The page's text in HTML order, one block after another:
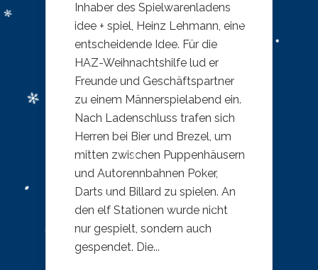
Inhaber des Spielwarenladens
idee + spiel, Heinz Lehmann, eine
entscheidende Idee. Für die
HAZ-Weihnachtshilfe lud er
Freunde und Geschäftspartner
zu einem Männerspielabend ein.
Nach Ladenschluss trafen sich
Herren bei Bier und Brezel, um
mitten zwischen Puppenhäusern
und Autorennbahnen Poker,
Darts und Billard zu spielen. An
den elf Stationen wurde nicht
nur gespielt, sondern auch
gespendet. Die...